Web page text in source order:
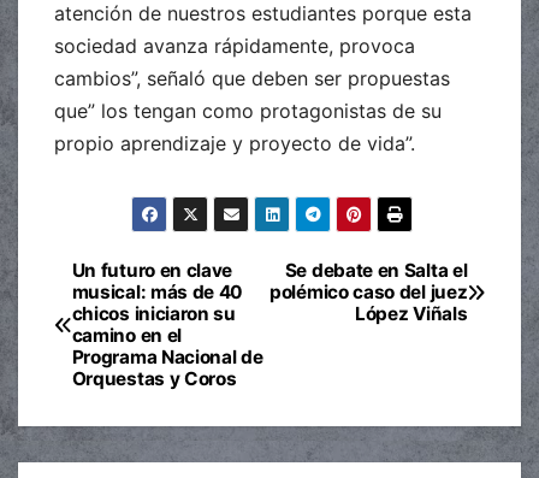
atención de nuestros estudiantes porque esta
sociedad avanza rápidamente, provoca
cambios”, señaló que deben ser propuestas
que” los tengan como protagonistas de su
propio aprendizaje y proyecto de vida”.
Navegación
de
entradas
Se debate en Salta el
polémico caso del juez
López Viñals
Un futuro en clave
musical: más de 40
chicos iniciaron su
camino en el
Programa Nacional de
Orquestas y Coros